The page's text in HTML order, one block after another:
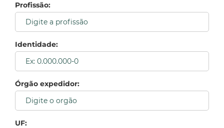
Profissão:
Identidade:
Órgão expedidor:
UF: